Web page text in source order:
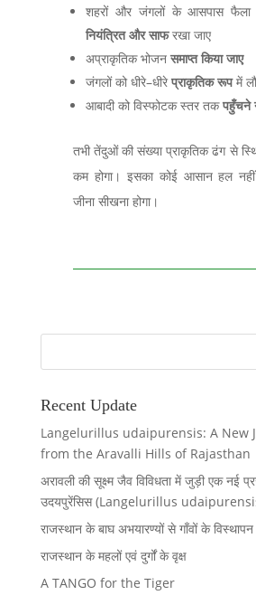
शहरों और जंगलों के आसपास
नियंत्रित और साफरखा जाए
अप्राकृतिक भोजन समाप्त किया जाए
जंगलों को धीरे–धीरे प्राकृतिक रूपमें
आबादी को विस्फोटक स्तर तकपहुँचने
तभी तेंदुओं की संख्या प्राकृतिक ढंग से
कम होगा। इसका कोई आसान हल
जीना सीखना होगा।
Recent Update
Langelurillus udaipurensis: A New
from the Aravalli Hills of Rajasthan
अरावली की सूक्ष्म जैव विविधता में जुड़ी एक नई
उदयपुरेंसिस (Langelurillus
राजस्थान के बाघ अभयारण्यों से गाँवों के
राजस्थान के महलों एवं दुर्गों के वृक्ष
A TANGO for the Tiger